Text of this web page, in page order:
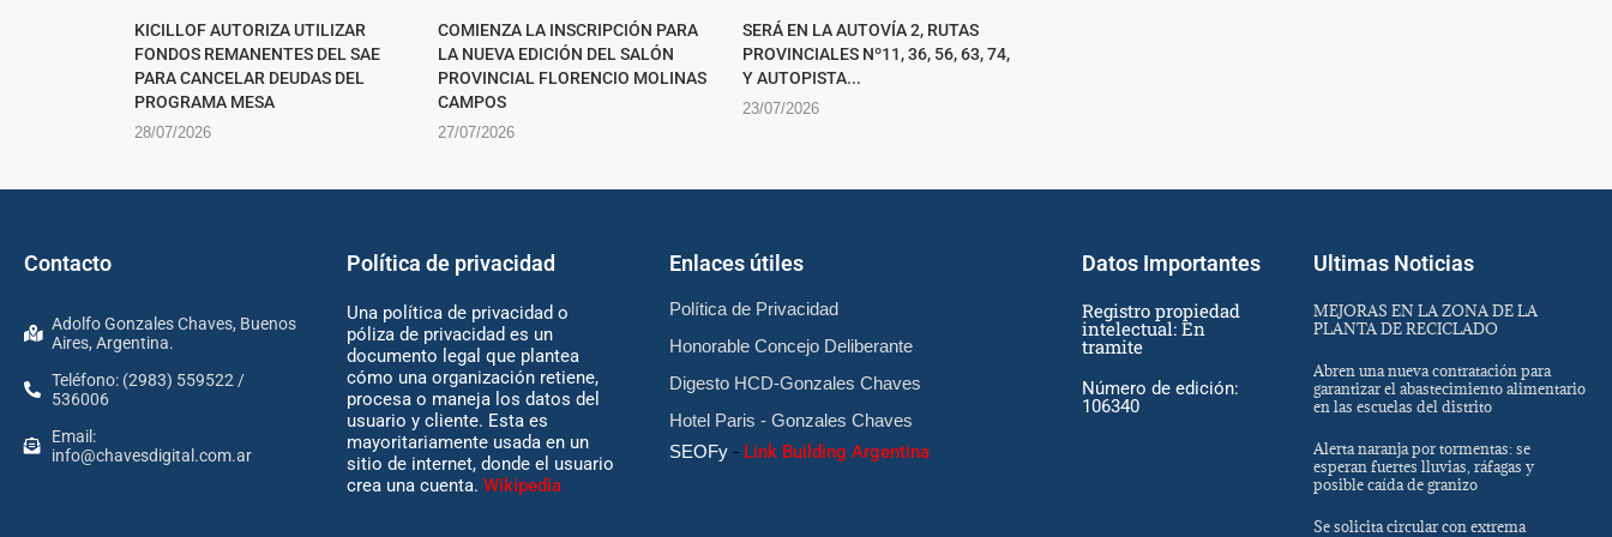
KICILLOF AUTORIZA UTILIZAR
FONDOS REMANENTES DEL SAE
PARA CANCELAR DEUDAS DEL
PROGRAMA MESA
28/07/2026
COMIENZA LA INSCRIPCIÓN PARA
LA NUEVA EDICIÓN DEL SALÓN
PROVINCIAL FLORENCIO MOLINAS
CAMPOS
27/07/2026
SERÁ EN LA AUTOVÍA 2, RUTAS
PROVINCIALES Nº11, 36, 56, 63, 74,
Y AUTOPISTA...
23/07/2026
Contacto
Adolfo Gonzales Chaves, Buenos
Aires, Argentina.
Teléfono: (2983) 559522 /
536006
Email:
info@chavesdigital.com.ar
Política de privacidad
Una política de privacidad o
póliza de privacidad es un
documento legal que plantea
cómo una organización retiene,
procesa o maneja los datos del
usuario y cliente. Esta es
mayoritariamente usada en un
sitio de internet, donde el usuario
crea una cuenta. Wikipedia
Enlaces útiles
Política de Privacidad
Honorable Concejo Deliberante
Digesto HCD-Gonzales Chaves
Hotel Paris - Gonzales Chaves
SEOFy- Link Building Argentina
Datos Importantes
Registro propiedad
intelectual: En
tramite
Número de edición:
106340
Ultimas Noticias
MEJORAS EN LA ZONA DE LA
PLANTA DE RECICLADO
Abren una nueva contratación para
garantizar el abastecimiento alimentario
en las escuelas del distrito
Alerta naranja por tormentas: se
esperan fuertes lluvias, ráfagas y
posible caída de granizo
Se solicita circular con extrema